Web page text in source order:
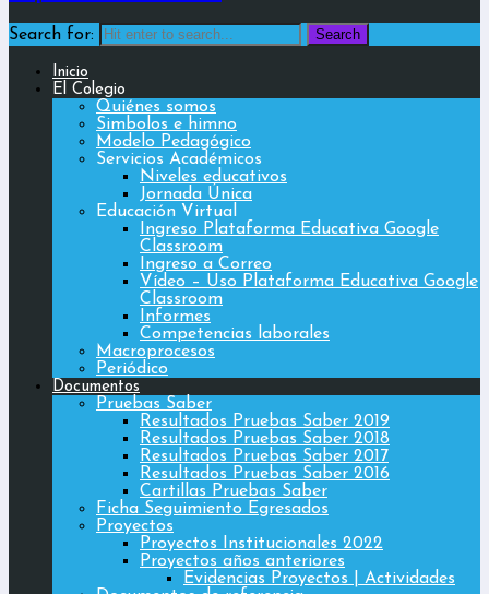
Search for:
Inicio
El Colegio
Quiénes somos
Simbolos e himno
Modelo Pedagógico
Servicios Académicos
Niveles educativos
Jornada Única
Educación Virtual
Ingreso Plataforma Educativa Google
Classroom
Ingreso a Correo
Vídeo – Uso Plataforma Educativa Google
Classroom
Informes
Competencias laborales
Macroprocesos
Periódico
Documentos
Pruebas Saber
Resultados Pruebas Saber 2019
Resultados Pruebas Saber 2018
Resultados Pruebas Saber 2017
Resultados Pruebas Saber 2016
Cartillas Pruebas Saber
Ficha Seguimiento Egresados
Proyectos
Proyectos Institucionales 2022
Proyectos años anteriores
Evidencias Proyectos | Actividades